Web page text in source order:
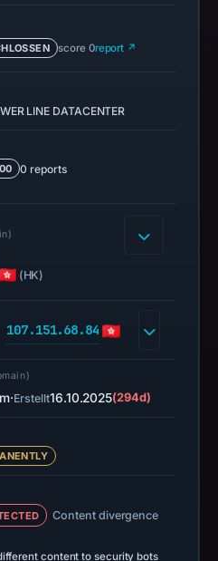
score 0report ↗
LINE DATACENTER
0 reports
(HK)
107.151.68.84
·Erstellt16.10.2025(294d)
Content divergence
content to security bots